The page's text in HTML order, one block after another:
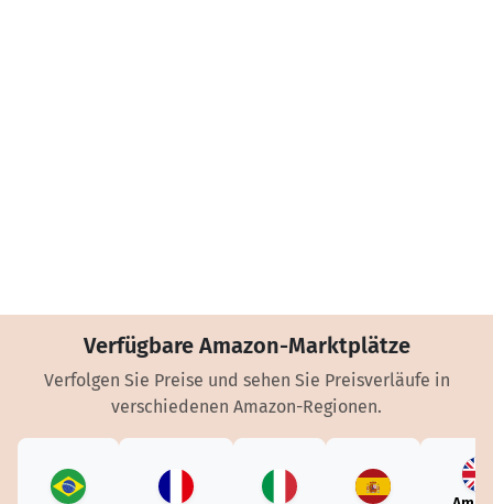
Verfügbare Amazon-Marktplätze
Verfolgen Sie Preise und sehen Sie Preisverläufe in
verschiedenen Amazon-Regionen.